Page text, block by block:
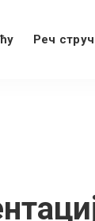
Реч